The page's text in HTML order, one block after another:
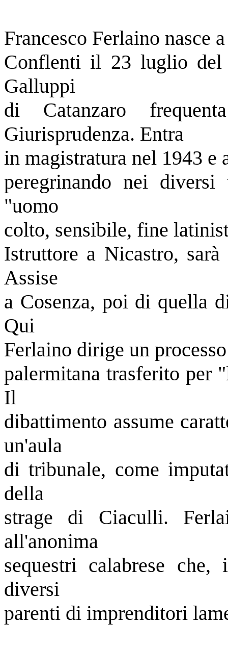
Francesco Ferlaino nasce a
Conflenti il 23 luglio
Galluppi
di Catanzaro
Giurisprudenza. Entra
in magistratura nel 1943 e
peregrinando nei
"uomo
colto, sensibile, fine
Istruttore a Nicastro,
Assise
a Cosenza, poi di quella
Qui
Ferlaino dirige un
palermitana trasferito per
Il
dibattimento assume
un'aula
di tribunale, come
della
strage di Ciaculli.
all'anonima
sequestri calabrese
diversi
parenti di imprenditori